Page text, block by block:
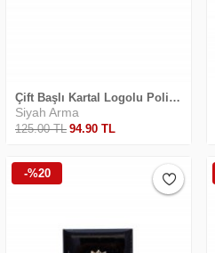
Çift Başlı Kartal Logolu Polis Yelek Arması
Siyah Arma
125.00TL 94.90 TL
-%20